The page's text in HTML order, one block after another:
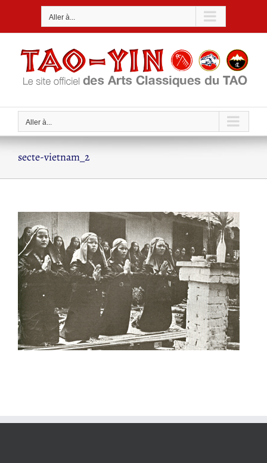
Aller à...
Aller à...
secte-vietnam_2